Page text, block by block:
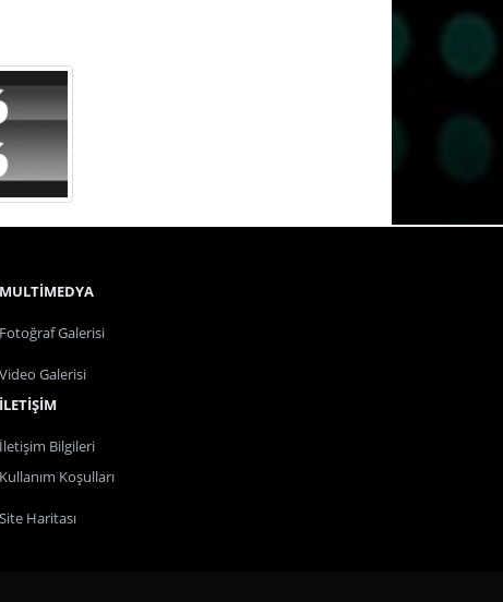
MULTİMEDYA
Fotoğraf Galerisi
Video Galerisi
İLETİŞİM
İletişim Bilgileri
Kullanım Koşulları
Site Haritası